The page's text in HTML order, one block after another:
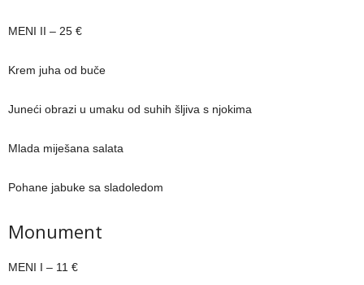
MENI II – 25 €
Krem juha od buče
Juneći obrazi u umaku od suhih šljiva s njokima
Mlada miješana salata
Pohane jabuke sa sladoledom
Monument
MENI I – 11 €